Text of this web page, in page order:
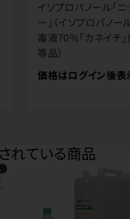
イソプロパノール「ニ
ー」（イソプロパノー
毒液70％「カネイチ
等品）
価格はログイン後表
れている商品